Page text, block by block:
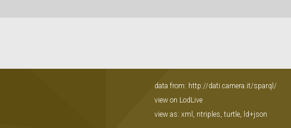
data from: http://dati.camera.it/sparql/
view on LodLive
view as: xml , ntriples, turtle, ld+json